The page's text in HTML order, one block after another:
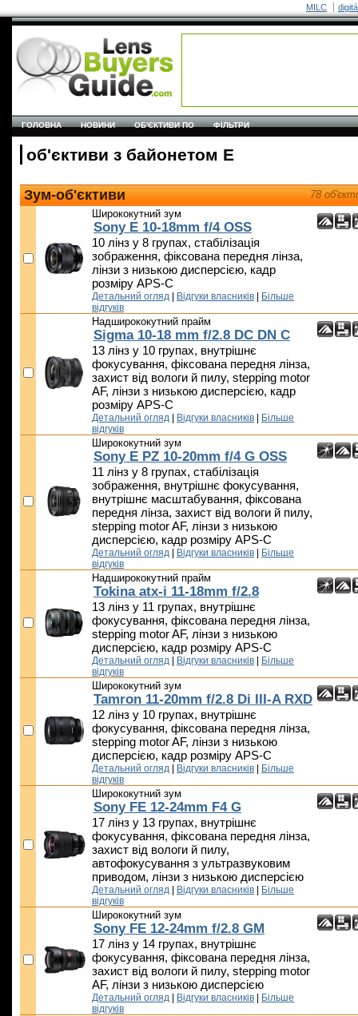
MILC
ГОЛОВНА НОВИНИ ОБ'ЄКТИВИ ПО ФІЛЬТРИ
об'єктиви з байонетом E
78
Зум-об'єктиви
Ширококутний зум
Sony E 10-18mm f/4 OSS
10 лінз у 8 групах, стабілізація
зображення, фіксована передня лінза,
лінзи з низькою дисперсією, кадр
розміру APS-C
Детальний огляд Відгуки власників
Більше
відгуків
Надширококутний прайм
Sigma 10-18 mm f/2.8 DC DN C
13 лінз у 10 групах, внутрішнє
фокусування, фіксована передня лінза,
захист від вологи й пилу, stepping motor
AF, лінзи з низькою дисперсією, кадр
розміру APS-C
Детальний огляд Відгуки власників
Більше
відгуків
Ширококутний зум
Sony E PZ 10-20mm f/4 G OSS
11 лінз у 8 групах, стабілізація
зображення, внутрішнє фокусування,
внутрішнє масштабування, фіксована
передня лінза, захист від вологи й пилу,
stepping motor AF, лінзи з низькою
дисперсією, кадр розміру APS-C
Детальний огляд Відгуки власників
Більше
відгуків
Надширококутний прайм
Tokina atx-i 11-18mm f/2.8
13 лінз у 11 групах, внутрішнє
фокусування, фіксована передня лінза,
stepping motor AF, лінзи з низькою
дисперсією, кадр розміру APS-C
Детальний огляд Відгуки власників
Більше
відгуків
Ширококутний зум
Tamron 11-20mm f/2.8 Di III-A RXD
12 лінз у 10 групах, внутрішнє
фокусування, фіксована передня лінза,
stepping motor AF, лінзи з низькою
дисперсією, кадр розміру APS-C
Детальний огляд Відгуки власників
Більше
відгуків
Ширококутний зум
Sony FE 12-24mm F4 G
17 лінз у 13 групах, внутрішнє
фокусування, фіксована передня лінза,
захист від вологи й пилу,
автофокусування з ультразвуковим
приводом, лінзи з низькою дисперсією
Детальний огляд Відгуки власників
Більше
відгуків
Ширококутний зум
Sony FE 12-24mm f/2.8 GM
17 лінз у 14 групах, внутрішнє
фокусування, фіксована передня лінза,
захист від вологи й пилу, stepping motor
AF, лінзи з низькою дисперсією
Детальний огляд Відгуки власників
Більше
відгуків